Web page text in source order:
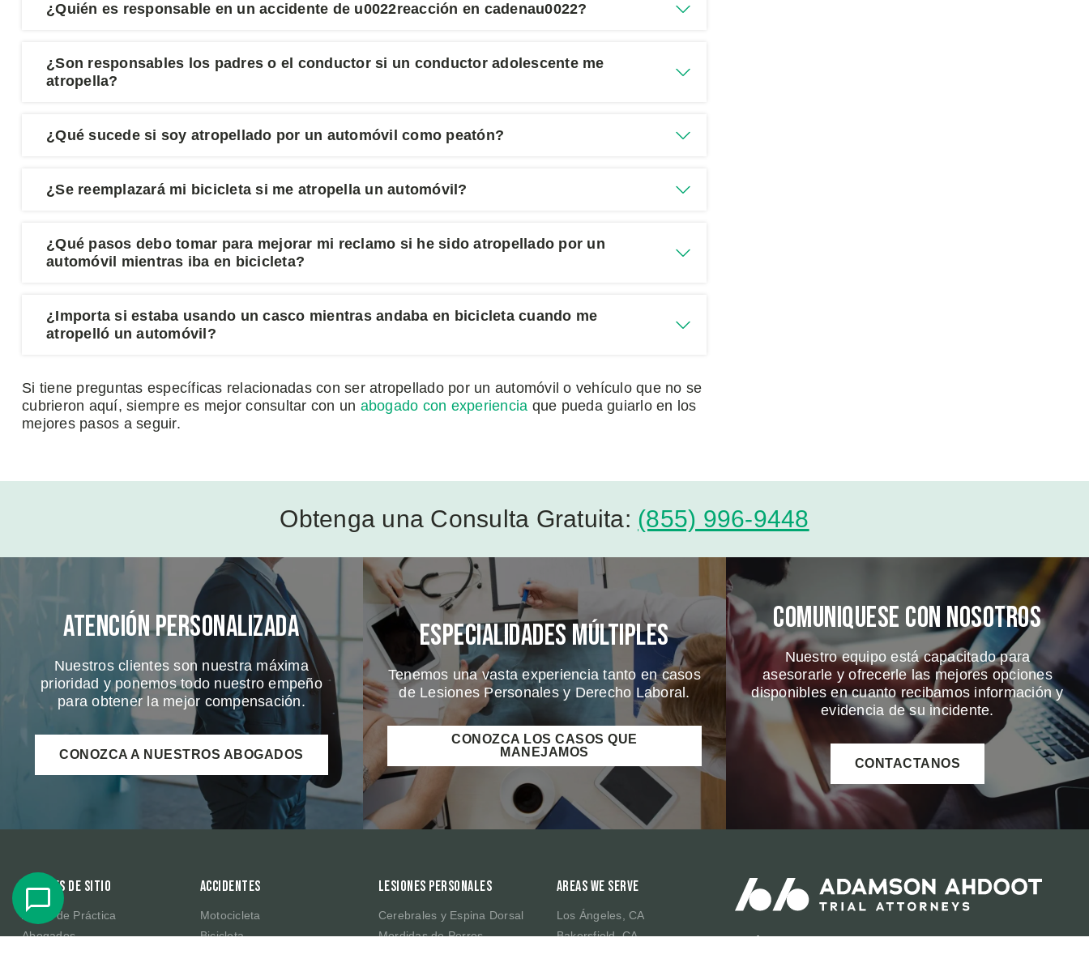
¿Quién es responsable en un accidente de u0022reacción en cadenau0022?
¿Son responsables los padres o el conductor si un conductor adolescente me
atropella?
¿Qué sucede si soy atropellado por un automóvil como peatón?
¿Se reemplazará mi bicicleta si me atropella un automóvil?
¿Qué pasos debo tomar para mejorar mi reclamo si he sido atropellado por un
automóvil mientras iba en bicicleta?
¿Importa si estaba usando un casco mientras andaba en bicicleta cuando me
atropelló un automóvil?
Si tiene preguntas específicas relacionadas con ser atropellado por un automóvil o vehículo que no se
cubrieron aquí, siempre es mejor consultar con un abogado con experiencia que pueda guiarlo en los
mejores pasos a seguir.
Obtenga una Consulta Gratuita: (855) 996-9448
Atención Personalizada
Nuestros clientes son nuestra máxima
prioridad y ponemos todo nuestro empeño
para obtener la mejor compensación.
CONOZCA A NUESTROS ABOGADOS
Especialidades Múltiples
Tenemos una vasta experiencia tanto en casos
de Lesiones Personales y Derecho Laboral.
CONOZCA LOS CASOS QUE
MANEJAMOS
Comuniquese Con Nosotros
Nuestro equipo está capacitado para
asesorarle y ofrecerle las mejores opciones
disponibles en cuanto recibamos información y
evidencia de su incidente.
CONTACTANOS
Enlaces de sitio
Áreas de Práctica
Abogados
Accidentes
Motocicleta
Bicicleta
Lesiones Personales
Cerebrales y Espina Dorsal
Mordidas de Perros
Areas We Serve
Los Ángeles, CA
Bakersfield, CA